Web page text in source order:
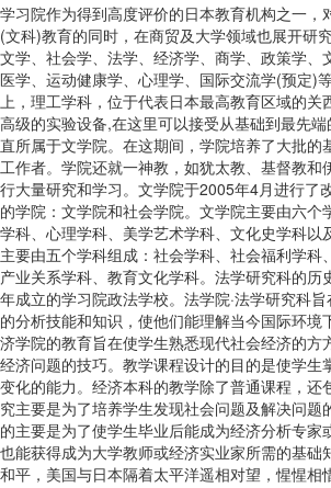
学习院作为得到高度评价的日本教育机构之一，
(文科)教育的同时，在商贸及大学领域也展开研
文学、社会学、法学、经济学、商学、政策学、
医学、运动健康学、心理学、国际交流学(预定)
上，理工学科，位于代表日本最高教育区域的
高级的实验设备,在这里可以接受从基础到最先
直所属于文学院。在这期间，学院培养了大批的
工作者。学院还就一神教，如犹太教、基督教和
行大量研究和学习。文学院于2005年4月进行了
的学院：文学院和社会学院。文学院主要由六个
学科、心理学科、美学艺术学科、文化史学科以
主要由五个学科组成：社会学科、社会福利学科
产业关系学科、教育文化学科。法学研究科的历
年成立的学习院政法学校。法学院·法学研究科
的分析技能和知识，使他们能理解当今国际环境
济学院的教育旨在使学生熟悉现代社会经济的方
经济问题的技巧。教学课程设计的目的是使学生
变化的能力。经济本科的教学除了普通课程，还
究主要是为了培养学生发现社会问题及解决问题
的主要是为了使学生毕业后能成为经济分析专家
也能获得成为大学教师或经济实业家所需的基础
和平，美国与日本隔着太平洋遥相对望，惺惺相